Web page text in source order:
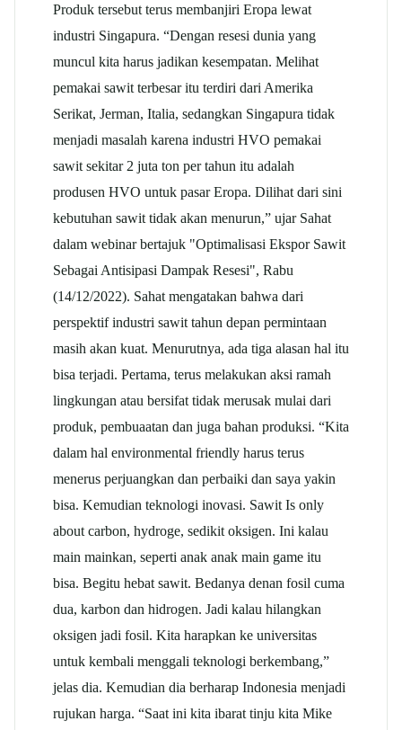
Produk tersebut terus membanjiri Eropa lewat
industri Singapura. “Dengan resesi dunia yang
muncul kita harus jadikan kesempatan. Melihat
pemakai sawit terbesar itu terdiri dari Amerika
Serikat, Jerman, Italia, sedangkan Singapura tidak
menjadi masalah karena industri HVO pemakai
sawit sekitar 2 juta ton per tahun itu adalah
produsen HVO untuk pasar Eropa. Dilihat dari sini
kebutuhan sawit tidak akan menurun,” ujar Sahat
dalam webinar bertajuk "Optimalisasi Ekspor Sawit
Sebagai Antisipasi Dampak Resesi", Rabu
(14/12/2022). Sahat mengatakan bahwa dari
perspektif industri sawit tahun depan permintaan
masih akan kuat. Menurutnya, ada tiga alasan hal itu
bisa terjadi. Pertama, terus melakukan aksi ramah
lingkungan atau bersifat tidak merusak mulai dari
produk, pembuaatan dan juga bahan produksi. “Kita
dalam hal environmental friendly harus terus
menerus perjuangkan dan perbaiki dan saya yakin
bisa. Kemudian teknologi inovasi. Sawit Is only
about carbon, hydroge, sedikit oksigen. Ini kalau
main mainkan, seperti anak anak main game itu
bisa. Begitu hebat sawit. Bedanya denan fosil cuma
dua, karbon dan hidrogen. Jadi kalau hilangkan
oksigen jadi fosil. Kita harapkan ke universitas
untuk kembali menggali teknologi berkembang,”
jelas dia. Kemudian dia berharap Indonesia menjadi
rujukan harga. “Saat ini kita ibarat tinju kita Mike